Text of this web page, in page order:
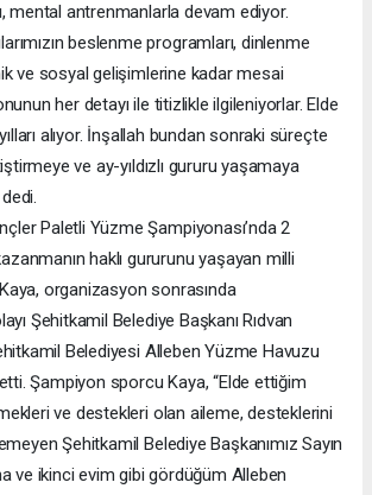
mental antrenmanlarla devam ediyor.
beslenme programları, dinlenme
ve sosyal gelişimlerine kadar mesai
her detayı ile titizlikle ilgileniyorlar. Elde
alıyor. İnşallah bundan sonraki süreçte
ve ay-yıldızlı gururu yaşamaya
Paletli Yüzme Şampiyonası’nda 2
haklı gururunu yaşayan milli
organizasyon sonrasında
Şehitkamil Belediye Başkanı Rıdvan
Belediyesi Alleben Yüzme Havuzu
Şampiyon sporcu Kaya, “Elde ettiğim
ve destekleri olan aileme, desteklerini
Şehitkamil Belediye Başkanımız Sayın
ve ikinci evim gibi gördüğüm Alleben